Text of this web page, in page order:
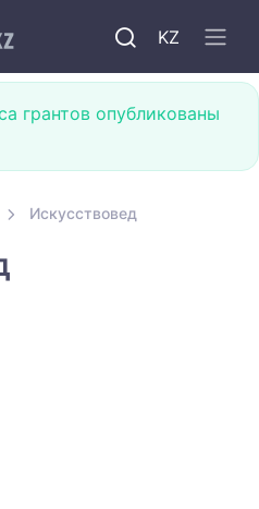
KZ
грантов опубликованы
Искусствовед